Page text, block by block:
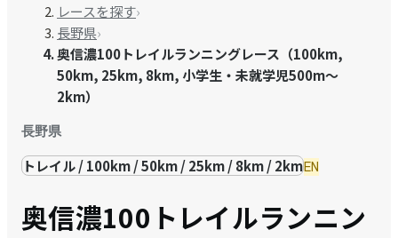
レースを探す›
長野県›
奥信濃100トレイルランニングレース（100km,
50km, 25km, 8km, 小学生・未就学児500m～
2km）
長野県
トレイル / 100km / 50km / 25km / 8km / 2kmEN
奥信濃100トレイルランニン